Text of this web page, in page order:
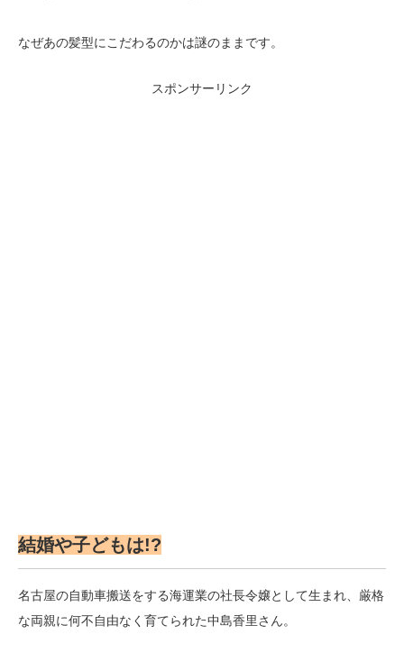
なぜあの髪型にこだわるのかは謎のままです。
スポンサーリンク
結婚や子どもは!?
名古屋の自動車搬送をする海運業の社長令嬢として生まれ、厳格
な両親に何不自由なく育てられた中島香里さん。